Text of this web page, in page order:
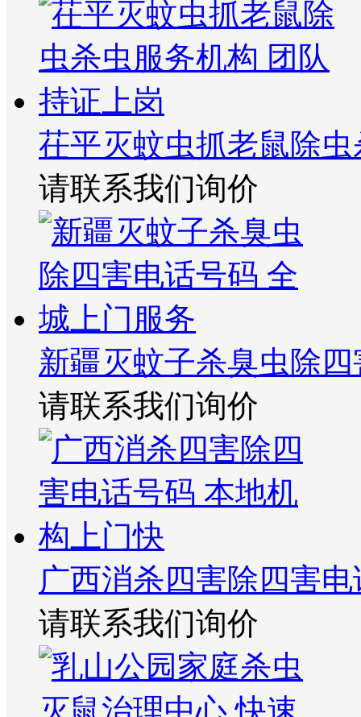
茌平灭蚊虫抓老鼠除
请联系我们询价
新疆灭蚊子杀臭虫除
请联系我们询价
广西消杀四害除四害
请联系我们询价